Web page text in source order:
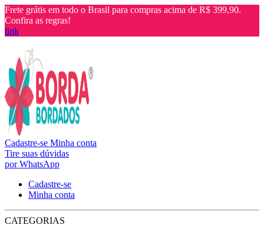
Frete grátis em todo o Brasil para compras acima de R$ 399,90.
Confira as regras!
link
Cadastre-se Minha conta
Tire suas dúvidas
por WhatsApp
Cadastre-se
Minha conta
CATEGORIAS